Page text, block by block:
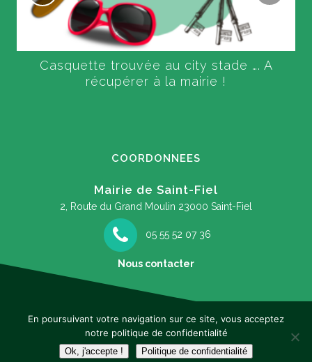
Casquette trouvée au city stade …. A
récupérer à la mairie !
COORDONNEES
Mairie de Saint-Fiel
2, Route du Grand Moulin 23000 Saint-Fiel
05 55 52 07 36
Nous contacter
Mentions légales
En poursuivant votre navigation sur ce site, vous acceptez
notre politique de confidentialité
Ok, j'accepte ! Politique de confidentialité